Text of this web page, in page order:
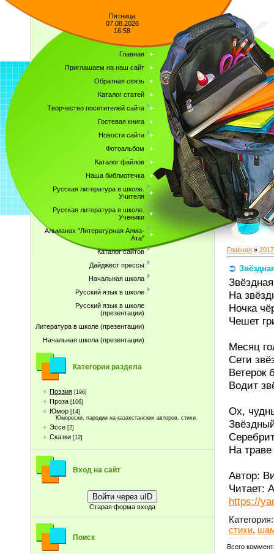
Пятница
07.08.2026
16:58
Главная
Приглашаем на наш сайт
Обратная связь
Каталог статей
Творчество посетителей сайта
Гостевая книга
Новости сайта
Фотоальбом
Каталог файлов
Наша библиотечка
Русская литература в школе.
Учителя
Русская литература в школе.
Ученики
Альманах "Литературная Алма-
Ата"
Каталог сайтов
Дайджест прессы
Начальная школа
Русский язык в школе
Русский язык в школе
(презентации)
Литература в школе (презентации)
Начальная школа (презентации)
Категории раздела
Поэзия [196]
Проза [106]
Юмор [14]
Юморески, пародии на казахстанских авторов, стихи.
Эссе [2]
Сказки [12]
Вход на сайт
Войти через uID
Старая форма входа
Поиск
Главная » 2017
На
Ночка
Чешет
Месяц
Сети
Ветерок
Водит
Ох,
На
Автор:
Читает:
https://
Категория:
стихи,
Всего